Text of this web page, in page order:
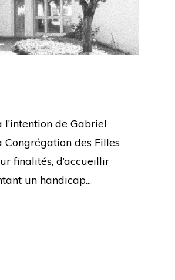
l’intention de Gabriel
des Filles
finalités, d’accueillir
un handicap...